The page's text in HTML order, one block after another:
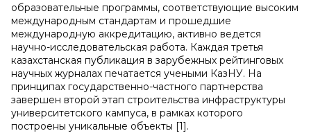
образовательные программы, соответствующие высоким
международным стандартам и прошедшие
международную аккредитацию, активно ведется
научно-исследовательская работа. Каждая третья
казахстанская публикация в зарубежных рейтинговых
научных журналах печатается учеными КазНУ. На
принципах государственно-частного партнерства
завершен второй этап строительства инфраструктуры
университетского кампуса, в рамках которого
построены уникальные объекты [1].